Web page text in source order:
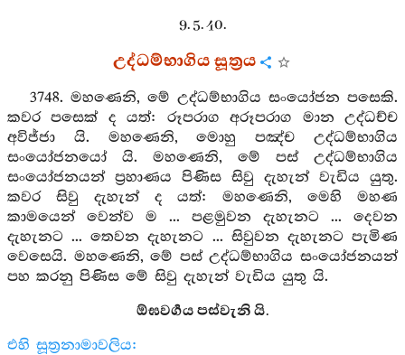
9. 5. 40.
උද්ධම්භාගිය සූත්‍රය
3748. මහණෙනි, මේ උද්ධම්භාගිය සංයෝජන පසෙකි.
කවර පසෙක් ද යත්: රූපරාග අරූපරාග මාන උද්ධච්ච
අවිජ්ජා යි. මහණෙනි, මොහු පඤ්ච උද්ධම්භාගිය
සංයෝජනයෝ යි. මහණෙනි, මේ පස් උද්ධම්භාගිය
සංයෝජනයන් ප්‍රහාණය පිණිස සිවු දැහැන් වැඩිය යුතු.
කවර සිවු දැහැන් ද යත්: මහණෙනි, මෙහි මහණ
කාමයෙන් වෙන්ව ම ... පළමුවන දැහැනට ... දෙවන
දැහැනට ... තෙවන දැහැනට ... සිවුවන දැහැනට පැමිණ
වෙසෙයි. මහණෙනි, මේ පස් උද්ධම්භාගිය සංයෝජනයන්
පහ කරනු පිණිස මේ සිවු දැහැන් වැඩිය යුතු යි.
ඕඝවර්‍ගය පස්වැනි යි.
එහි සූත්‍රනාමාවලිය: